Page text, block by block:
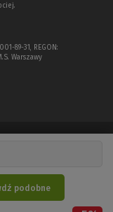
podobne
89-31, REGON:
Warszawy
z o.o.